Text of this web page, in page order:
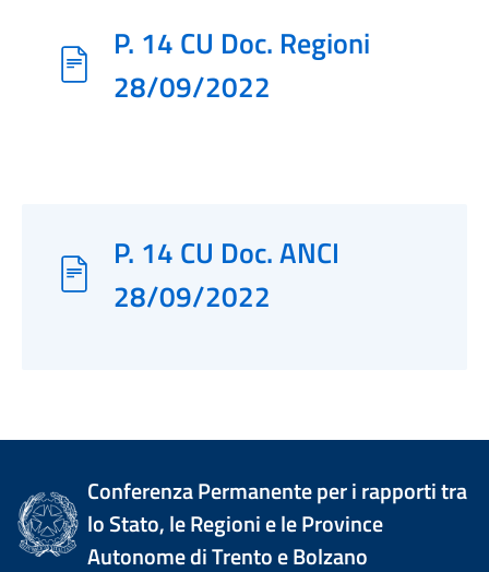
P. 14 CU Doc. Regioni
28/09/2022
P. 14 CU Doc. ANCI
28/09/2022
Conferenza Permanente per i rapporti tra
lo Stato, le Regioni e le Province
Autonome di Trento e Bolzano